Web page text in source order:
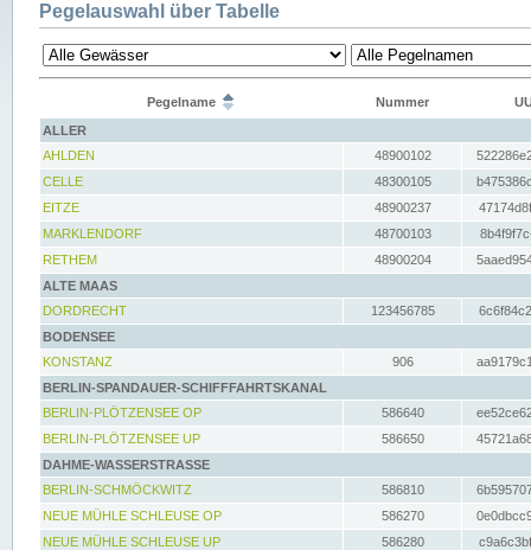
Pegelauswahl über Tabelle
Pegelname Nummer
ALLER
AHLDEN
48900102
CELLE
48300105
EITZE
48900237
MARKLENDORF
48700103
RETHEM
48900204
ALTE MAAS
DORDRECHT
123456785
BODENSEE
KONSTANZ
906
BERLIN-SPANDAUER-SCHIFFFAHRTSKANAL
BERLIN-PLÖTZENSEE OP
586640
BERLIN-PLÖTZENSEE UP
586650
DAHME-WASSERSTRASSE
BERLIN-SCHMÖCKWITZ
586810
NEUE MÜHLE SCHLEUSE OP
586270
NEUE MÜHLE SCHLEUSE UP
586280